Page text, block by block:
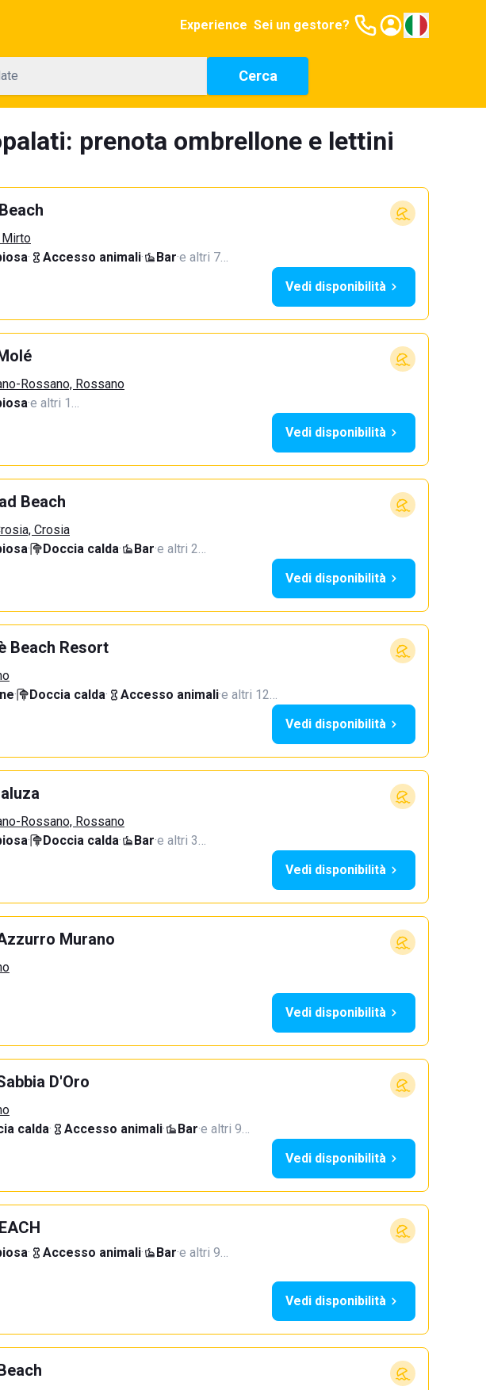
Experience Sei un gestore?
Cerca
prenota ombrellone e lettini
Mirto
· Accesso animali· Bar·e altri 7…
Vedi disponibilità
Rossano, Rossano
·e altri 1…
Vedi disponibilità
Beach
Crosia
· Doccia calda· Bar·e altri 2…
Vedi disponibilità
Beach Resort
· Doccia calda· Accesso animali·e altri 12…
Vedi disponibilità
Rossano, Rossano
· Doccia calda· Bar·e altri 3…
Vedi disponibilità
Murano
Vedi disponibilità
D'Oro
calda· Accesso animali· Bar·e altri 9…
Vedi disponibilità
· Accesso animali· Bar·e altri 9…
Vedi disponibilità